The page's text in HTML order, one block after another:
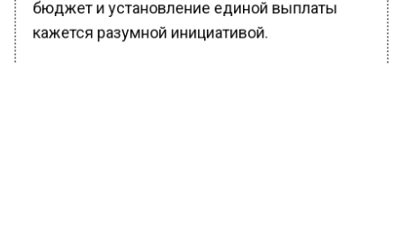
бюджет и установление единой выплаты
кажется разумной инициативой.